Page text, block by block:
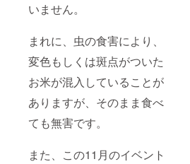
いません。
まれに、虫の食害により、
変色もしくは斑点がついた
お米が混入していることが
ありますが、そのまま食べ
ても無害です。
また、この11月のイベント